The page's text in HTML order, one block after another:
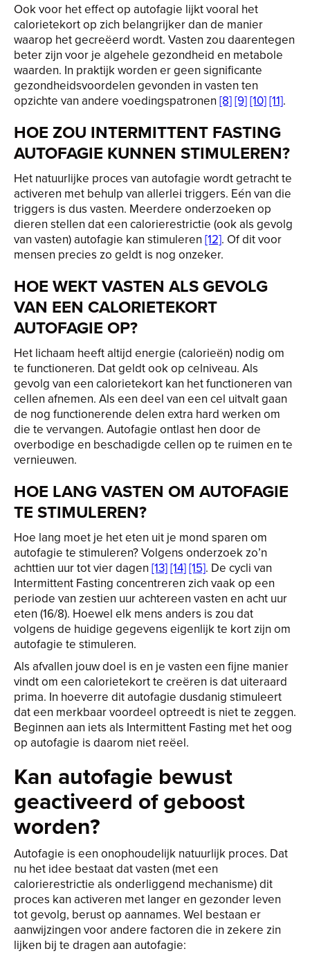
Ook voor het effect op autofagie lijkt vooral het
calorietekort op zich belangrijker dan de manier
waarop het gecreëerd wordt. Vasten zou daarentegen
beter zijn voor je algehele gezondheid en metabole
waarden. In praktijk worden er geen significante
gezondheidsvoordelen gevonden in vasten ten
opzichte van andere voedingspatronen [8][9][10][11].
HOE ZOU INTERMITTENT FASTING
AUTOFAGIE KUNNEN STIMULEREN?
Het natuurlijke proces van autofagie wordt getracht te
activeren met behulp van allerlei triggers. Eén van die
triggers is dus vasten. Meerdere onderzoeken op
dieren stellen dat een calorierestrictie (ook als gevolg
van vasten) autofagie kan stimuleren [12]. Of dit voor
mensen precies zo geldt is nog onzeker.
HOE WEKT VASTEN ALS GEVOLG
VAN EEN CALORIETEKORT
AUTOFAGIE OP?
Het lichaam heeft altijd energie (calorieën) nodig om
te functioneren. Dat geldt ook op celniveau. Als
gevolg van een calorietekort kan het functioneren van
cellen afnemen. Als een deel van een cel uitvalt gaan
de nog functionerende delen extra hard werken om
die te vervangen. Autofagie ontlast hen door de
overbodige en beschadigde cellen op te ruimen en te
vernieuwen.
HOE LANG VASTEN OM AUTOFAGIE
TE STIMULEREN?
Hoe lang moet je het eten uit je mond sparen om
autofagie te stimuleren? Volgens onderzoek zo’n
achttien uur tot vier dagen [13][14][15]. De cycli van
Intermittent Fasting concentreren zich vaak op een
periode van zestien uur achtereen vasten en acht uur
eten (16/8). Hoewel elk mens anders is zou dat
volgens de huidige gegevens eigenlijk te kort zijn om
autofagie te stimuleren.
Als afvallen jouw doel is en je vasten een fijne manier
vindt om een calorietekort te creëren is dat uiteraard
prima. In hoeverre dit autofagie dusdanig stimuleert
dat een merkbaar voordeel optreedt is niet te zeggen.
Beginnen aan iets als Intermittent Fasting met het oog
op autofagie is daarom niet reëel.
Kan autofagie bewust
geactiveerd of geboost
worden?
Autofagie is een onophoudelijk natuurlijk proces. Dat
nu het idee bestaat dat vasten (met een
calorierestrictie als onderliggend mechanisme) dit
proces kan activeren met langer en gezonder leven
tot gevolg, berust op aannames. Wel bestaan er
aanwijzingen voor andere factoren die in zekere zin
lijken bij te dragen aan autofagie: